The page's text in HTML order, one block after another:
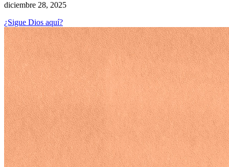
diciembre 28, 2025
¿Sigue Dios aquí?